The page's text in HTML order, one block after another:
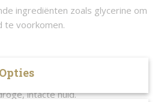
ingrediënten zoals glycerine om
te voorkomen.
van het te behandelen gebied.
intacte huid.